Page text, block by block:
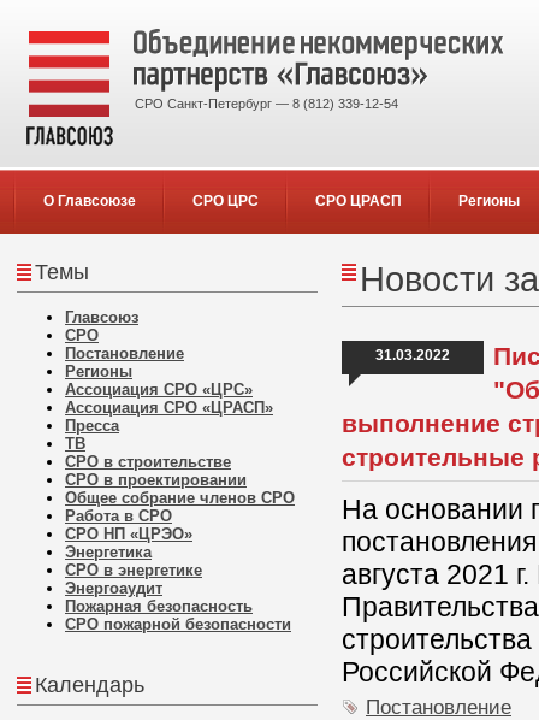
СРО Санкт-Петербург — 8 (812) 339-12-54
О Главсоюзе СРО ЦРС СРО ЦРАСП Регионы
Темы
Главсоюз
СРО
Постановление
Регионы
Ассоциация СРО «ЦРС»
Ассоциация СРО «ЦРАСП»
Пресса
ТВ
СРО в строительстве
СРО в проектировании
Общее собрание членов СРО
Работа в СРО
СРО НП «ЦРЭО»
Энергетика
СРО в энергетике
Энергоаудит
Пожарная безопасность
СРО пожарной безопасности
Календарь
Новости
31.03.2022
выполнение
строительные
На основании
августа 2021
Российской
Постановление